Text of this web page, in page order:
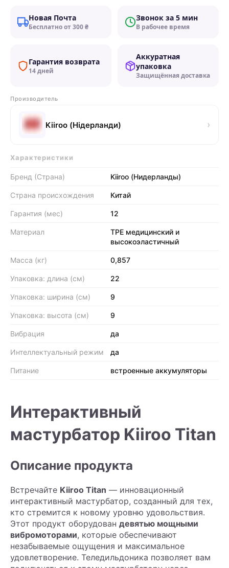
Новая Почта
Бесплатно от 300 ₴
Звонок за 5 мин
В рабочее время
Гарантия возврата
14 дней
Аккуратная
упаковка
Защищённая доставка
Производитель
Kiiroo (Нідерланди) ›
Характеристики
Бренд (Страна) Kiiroo (Нидерланды)
Страна происхождения Китай
Гарантия (мес) 12
Материал
TPE медицинский и
высокоэластичный
Масса (кг) 0,857
Упаковка: длина (см) 22
Упаковка: ширина (см) 9
Упаковка: высота (см) 9
Вибрация да
Интеллектуальный режим да
Питание встроенные аккумуляторы
Интерактивный
мастурбатор Kiiroo Titan
Описание продукта
Встречайте Kiiroo Titan — инновационный
интерактивный мастурбатор, созданный для тех,
кто стремится к новому уровню удовольствия.
Этот продукт оборудован девятью мощными
вибромоторами, которые обеспечивают
незабываемые ощущения и максимальное
удовлетворение. Теледильдоника позволяет вам